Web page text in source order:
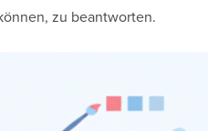
zu beantworten.